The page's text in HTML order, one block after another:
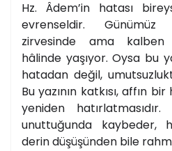
Hz. Âdem’in hatası
evrenseldir. Günümüz
zirvesinde ama kalben
hâlinde yaşıyor. Oysa bu
hatadan değil,
Bu yazının katkısı, affın
yeniden
unuttuğunda kaybeder,
derin düşüşünden bile